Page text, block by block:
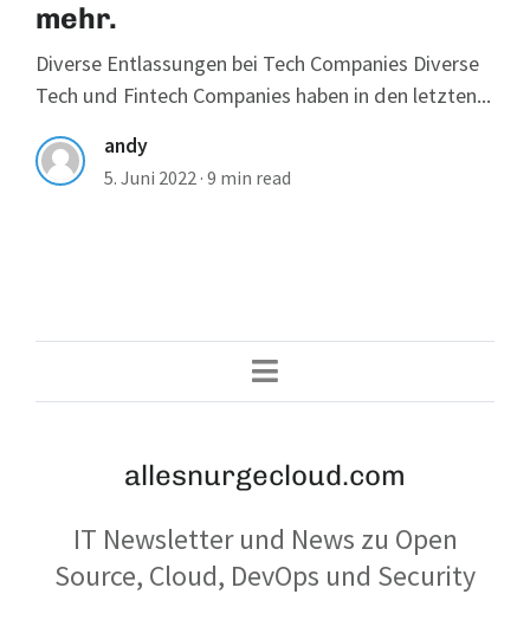
mehr.
Diverse Entlassungen bei Tech Companies Diverse
Tech und Fintech Companies haben in den letzten...
andy
5. Juni 2022 · 9 min read
allesnurgecloud.com
IT Newsletter und News zu Open
Source, Cloud, DevOps und Security